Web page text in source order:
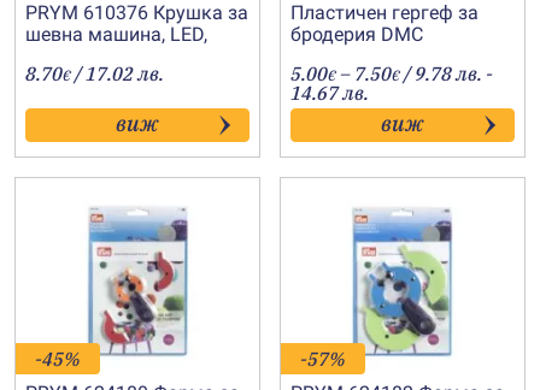
PRYM 610376 Крушка за
шевна машина, LED,
8.70€ / 17.02 лв.
виж
Пластичен гергеф за
бродерия DMC
5.00€ – 7.50€Price
range:
5.00€
through
7.50€
/ 9.78 лв. -
14.67 лв.
виж
-45% -57%